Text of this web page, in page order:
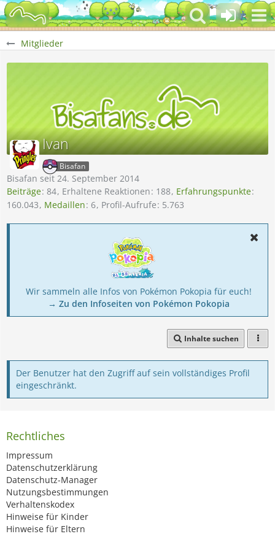
Mitglieder
Ivan
Bisafan
Bisafan seit 24. September 2014
Beiträge 84 Erhaltene Reaktionen 188 Erfahrungspunkte
160.043 Medaillen 6 Profil-Aufrufe 5.763
Wir sammeln alle Infos von Pokémon Pokopia für euch!
→ Zu den Infoseiten von Pokémon Pokopia
Inhalte suchen
Der Benutzer hat den Zugriff auf sein vollständiges Profil
eingeschränkt.
Rechtliches
Impressum
Datenschutzerklärung
Datenschutz-Manager
Nutzungsbestimmungen
Verhaltenskodex
Hinweise für Kinder
Hinweise für Eltern